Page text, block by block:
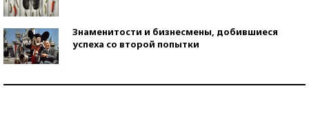
Знаменитости и бизнесмены, добившиеся
успеха со второй попытки